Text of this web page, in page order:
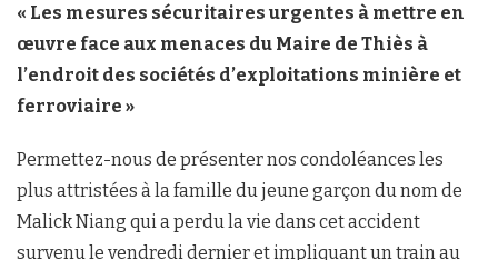
« Les mesures sécuritaires urgentes à mettre en
œuvre face aux menaces du Maire de Thiès à
l’endroit des sociétés d’exploitations minière et
ferroviaire »
Permettez-nous de présenter nos condoléances les
plus attristées à la famille du jeune garçon du nom de
Malick Niang qui a perdu la vie dans cet accident
survenu le vendredi dernier et impliquant un train au